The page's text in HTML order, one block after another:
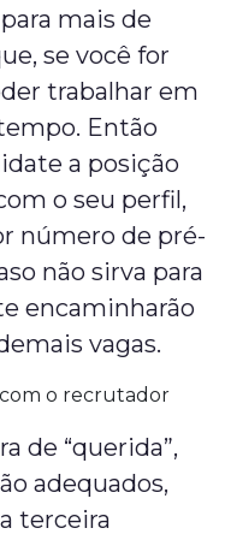
mais de
se você for
trabalhar em
Então
a posição
o seu perfil,
número de pré-
não sirva para
encaminharão
vagas.
o recrutador
de “querida”,
adequados,
terceira